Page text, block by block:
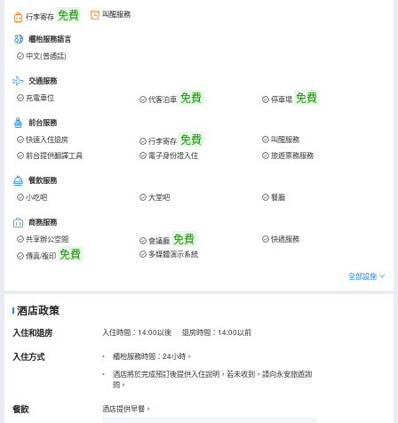
行李寄存 免費 叫醒服務
櫃枱服務語言
中文(普通話)
交通服務
充電車位 代客泊車 免費 停車場 免費
前台服務
快速入住退房 行李寄存 免費
叫醒服務
前台提供翻譯工具
電子身份證入住 旅遊票務服務
餐飲服務
小吃吧 大堂吧 餐廳
商務服務
共享辦公空間 會議廳 免費
快遞服務
傳真/複印 免費 多媒體演示系統
全部設施
酒店政策
入住和退房 入住時間：14:00以後 退房時間：14:00以前
入住方式
櫃枱服務時間：24小時。
酒店將於完成預訂後提供入住說明，若未收到，請向永安旅遊詢
問。
餐飲 酒店提供早餐。